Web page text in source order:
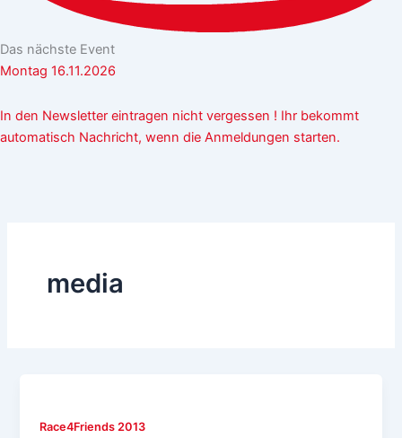
Das nächste Event
Montag 16.11.2026
In den Newsletter eintragen nicht vergessen ! Ihr bekommt
automatisch Nachricht, wenn die Anmeldungen starten.
media
Race4Friends 2013